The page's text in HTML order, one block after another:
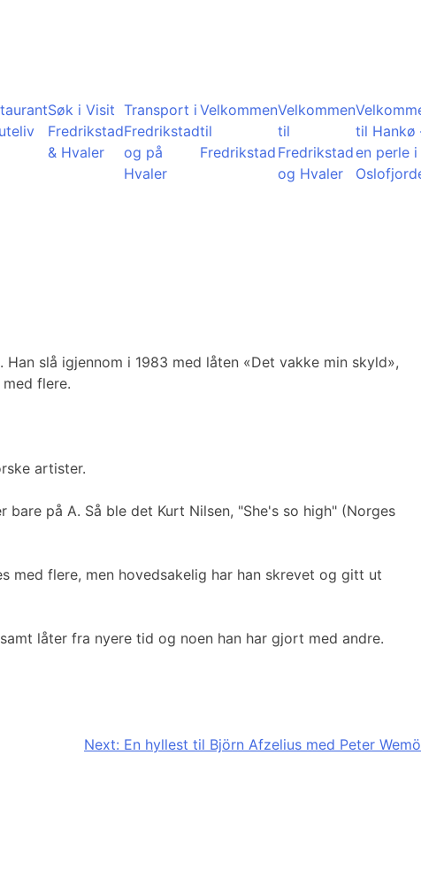
Søk i Visit
Fredrikstad
& Hvaler
Transport i
Fredrikstad
og på
Hvaler
Velkommen
til
Fredrikstad
Velkommen
til
Fredrikstad
og Hvaler
til Hankø
en perle i
slå igjennom i 1983 med låten «Det vakke min skyld»,
flere.
artister.
på A. Så ble det Kurt Nilsen, "She's so high" (Norges
med flere, men hovedsakelig har han skrevet og gitt ut
låter fra nyere tid og noen han har gjort med andre.
Next: En hyllest til Björn Afzelius med Peter Wemö